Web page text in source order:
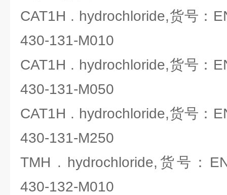
CAT1H . hydrochloride,货号：
430-131-M010
CAT1H . hydrochloride,货号：
430-131-M050
CAT1H . hydrochloride,货号：
430-131-M250
TMH . hydrochloride,货号：
430-132-M010